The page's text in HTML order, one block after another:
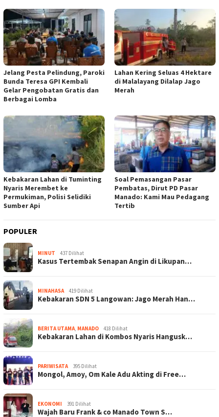
Jelang Pesta Pelindung, Paroki
Bunda Teresa GPI Kembali
Gelar Pengobatan Gratis dan
Berbagai Lomba
Lahan Kering Seluas 4 Hektare
di Malalayang Dilalap Jago
Merah
Kebakaran Lahan di Tuminting
Nyaris Merembet ke
Permukiman, Polisi Selidiki
Sumber Api
Soal Pemasangan Pasar
Pembatas, Dirut PD Pasar
Manado: Kami Mau Pedagang
Tertib
POPULER
MINUT 437 Dilihat
Kasus Tertembak Senapan Angin di Likupan…
MINAHASA 419 Dilihat
Kebakaran SDN 5 Langowan: Jago Merah Han…
BERITA UTAMA MANADO 418 Dilihat
Kebakaran Lahan di Kombos Nyaris Hangusk…
PARIWISATA 395 Dilihat
Mongol, Amoy, Om Kale Adu Akting di Free…
EKONOMI 391 Dilihat
Wajah Baru Frank & co Manado Town S…